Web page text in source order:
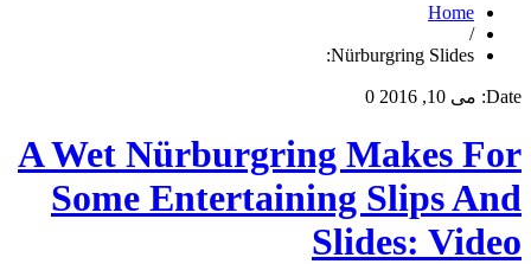
Home
/
Nürburgring Slides:
Date: می 10, 2016 0
A Wet Nürburgring Makes For
Some Entertaining Slips And
Slides: Video